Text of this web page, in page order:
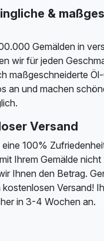
&
Gemälden in
wir für jeden
maßgeschneiderte
an und machen
Versand
100%
Ihrem Gemälde nicht
Ihnen den Betrag.
kostenlosen Versand!
in 3-4 Wochen an.